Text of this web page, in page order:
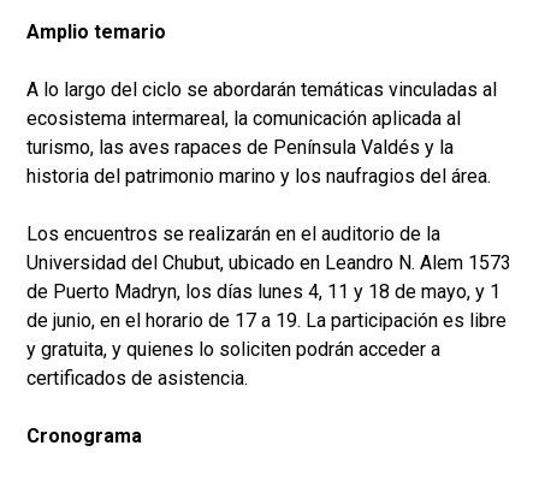
Amplio temario
A lo largo del ciclo se abordarán temáticas vinculadas al
ecosistema intermareal, la comunicación aplicada al
turismo, las aves rapaces de Península Valdés y la
historia del patrimonio marino y los naufragios del área.
Los encuentros se realizarán en el auditorio de la
Universidad del Chubut, ubicado en Leandro N. Alem 1573
de Puerto Madryn, los días lunes 4, 11 y 18 de mayo, y 1
de junio, en el horario de 17 a 19. La participación es libre
y gratuita, y quienes lo soliciten podrán acceder a
certificados de asistencia.
Cronograma